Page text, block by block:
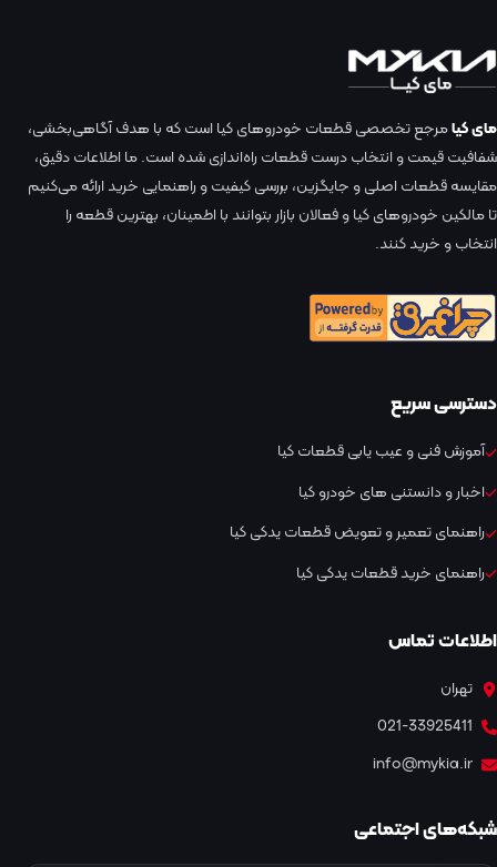
مای کیامرجع تخصصی قطعات خودروهای کیا است که با هدف آگاهی‌بخشی،
شفافیت قیمت و انتخاب درست قطعات راه‌اندازی شده است. ما اطلاعات دقیق،
مقایسه قطعات اصلی و جایگزین، بررسی کیفیت و راهنمایی خرید ارائه می‌کنیم
تا مالکین خودروهای کیا و فعالان بازار بتوانند با اطمینان، بهترین قطعه را
انتخاب و خرید کنند.
دسترسی سریع
آموزش فنی و عیب یابی قطعات کیا
اخبار و دانستنی های خودرو کیا
راهنمای تعمیر و تعویض قطعات یدکی کیا
راهنمای خرید قطعات یدکی کیا
اطلاعات تماس
تهران
021-33925411
info@mykia.ir
شبکه‌های اجتماعی